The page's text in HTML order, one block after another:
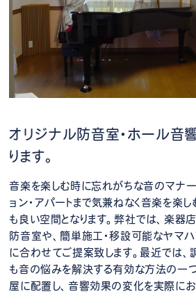
オリジナル防音室・ホール音
ります。
音楽を楽しむ時に忘れがちな音のマナ
ョン・アパートまで気兼ねなく音楽を楽
も良い空間となります。弊社では、楽器
防音室や、簡単施工・移設可能なヤマ
に合わせてご提案致します。最近では
も音の悩みを解決する有効な方法の一
屋に配置し、音響効果の変化を実際に